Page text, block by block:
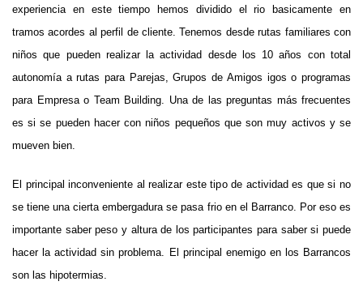
experiencia en este tiempo hemos dividido el rio basicamente en
tramos acordes al perfil de cliente. Tenemos desde rutas familiares con
niños que pueden realizar la actividad desde los 10 años con total
autonomía a rutas para Parejas, Grupos de Amigos igos o programas
para Empresa o Team Building. Una de las preguntas más frecuentes
es si se pueden hacer con niños pequeños que son muy activos y se
mueven bien.
El principal inconveniente al realizar este tipo de actividad es que si no
se tiene una cierta embergadura se pasa frio en el Barranco. Por eso es
importante saber peso y altura de los participantes para saber si puede
hacer la actividad sin problema. El principal enemigo en los Barrancos
son las hipotermias.